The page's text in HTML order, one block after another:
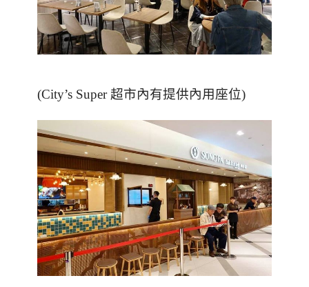
(City’s Super 超市內有提供內用座位)